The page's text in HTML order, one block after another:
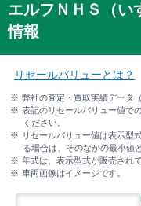
エルフＮＨＳ（い
情報
リセールバリューとは？
弊社の査定・買取実績データ
表記のリセールバリュー値で
ください。
リセールバリュー値は表示型
る場合は、そのなかの最小値
年式は、表示型式が販売され
車両画像はイメージです。